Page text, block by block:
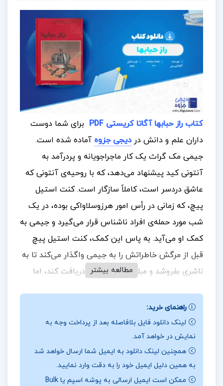
کتاب راز حبابها آگاتا کریستی PDF
برای شما دوست
داران علم و دانش دردیجی جزوه آماده شده است.
جیمی مک گراث یک کار ماجراجویانه و پردرآمد به
آنتونی کید پیشنهاد می‌دهد، که با روحیه‌ی آنتونی که
عاشق دردسر است، کاملاً سازگار است. کنت استیل
پیچ، که زمانی در رأس امور هرزوسلاواکی بوده، در یک
شب مورد حمله‌ی افراد ناشناس قرار می‌گیرد و جیمی به
کمک او می‌آید. به پاس این کمک، کنت استیل پیچ
قبل از مرگش خاطراتش را به جیمی واگذار می‌کند تا به
ناشری بفروشد و مبلغ هزار لیره پول دریافت کند، اما
همراه نامه‌های یک خانم که دور از چشم شوهرش برای
معشوقش می‌نوشته، به دست می‌آورد و قصد دارد
آن‌ها را به صاحبش برگرداند تا او را از شر اخاذی راحت
کند. اما یک شب پس از ورودش به لندن، نامه‌ها را از او
می‌ربایند. کسی که نامه‌ها را ربوده، قصد اخاذی دارد و
مطالعه بیشتر
راهنمای خرید:
لینک دانلود فایل بلافاصله بعد از پرداخت وجه به
نمایش در خواهد آمد.
همچنین لینک دانلود به ایمیل شما ارسال خواهد شد
به همین دلیل ایمیل خود را به دقت وارد نمایید.
ممکن است ایمیل ارسالی به پوشه اسپم یا Bulk